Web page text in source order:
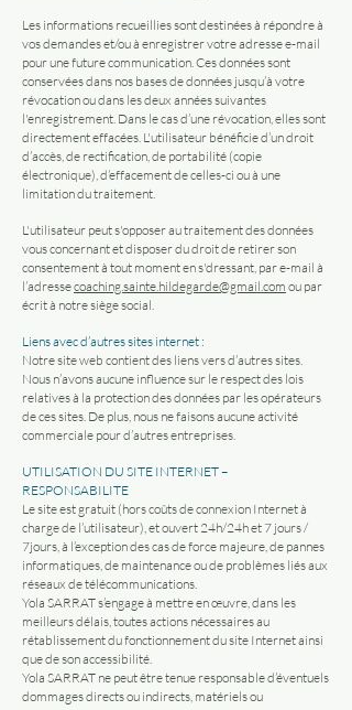
Les informations recueillies sont destinées à répondre à
vos demandes et/ou à enregistrer votre adresse e-mail
pour une future communication. Ces données sont
conservées dans nos bases de données jusqu’à votre
révocation ou dans les deux années suivantes
l'enregistrement. Dans le cas d’une révocation, elles sont
directement effacées. L'utilisateur bénéficie d’un droit
d’accès, de rectification, de portabilité (copie
électronique), d’effacement de celles-ci ou à une
limitation du traitement.
L'utilisateur peut s'opposer au traitement des données
vous concernant et disposer du droit de retirer son
consentement à tout moment en s'dressant, par e-mail à
l’adressecoaching.sainte.hildegarde@gmail.com ou par
écrit à notre siège social.
Liens avec d’autres sites internet :
Notre site web contient des liens vers d’autres sites.
Nous n’avons aucune influence sur le respect des lois
relatives à la protection des données par les opérateurs
de ces sites. De plus, nous ne faisons aucune activité
commerciale pour d’autres entreprises.
UTILISATION DU SITE INTERNET –
RESPONSABILITE
Le site est gratuit (hors coûts de connexion Internet à
charge de l’utilisateur), et ouvert 24h/24h et 7 jours /
7jours, à l’exception des cas de force majeure, de pannes
informatiques, de maintenance ou de problèmes liés aux
réseaux de télécommunications.
Yola SARRAT s’engage à mettre en œuvre, dans les
meilleurs délais, toutes actions nécessaires au
rétablissement du fonctionnement du site Internet ainsi
que de son accessibilité.
Yola SARRAT ne peut être tenue responsable d’éventuels
dommages directs ou indirects, matériels ou